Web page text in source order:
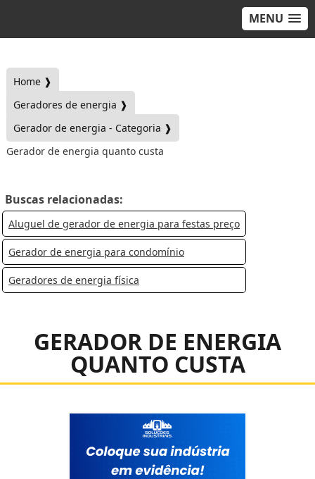
MENU
Home ❱
Geradores de energia ❱
Gerador de energia - Categoria ❱
Gerador de energia quanto custa
Buscas relacionadas:
Aluguel de gerador de energia para festas preço
Gerador de energia para condomínio
Geradores de energia física
GERADOR DE ENERGIA
QUANTO CUSTA